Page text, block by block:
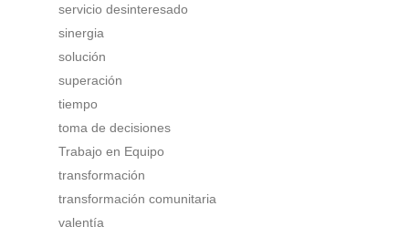
servicio desinteresado
sinergia
solución
superación
tiempo
toma de decisiones
Trabajo en Equipo
transformación
transformación comunitaria
valentía